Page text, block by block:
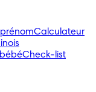
Calculateur
Check-list